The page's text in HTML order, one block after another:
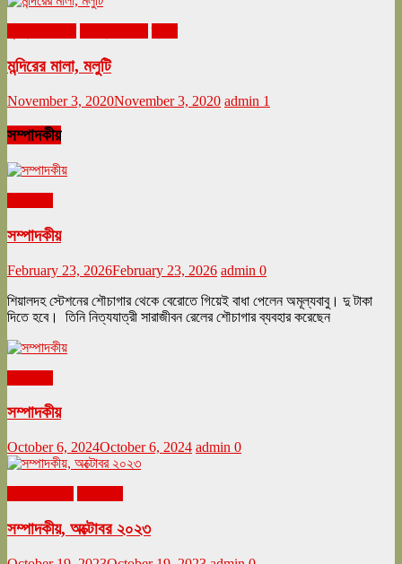
মন্দিরের মালা, মলুটি
November 3, 2020November 3, 2020 admin 1
সম্পাদকীয়
সম্পাদকীয়
February 23, 2026February 23, 2026 admin 0
শিয়ালদহ স্টেশনের শৌচাগার থেকে বেরোতে গিয়েই বাধা পেলেন অমূল্যবাবু। দু টাকা
দিতে হবে। তিনি নিত্যযাত্রী সারাজীবন রেলের শৌচাগার ব্যবহার করেছেন
সম্পাদকীয়
October 6, 2024October 6, 2024 admin 0
সম্পাদকীয়, অক্টোবর ২০২৩